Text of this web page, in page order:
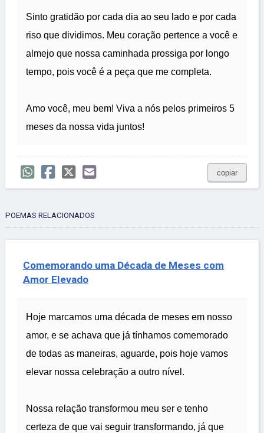
Sinto gratidão por cada dia ao seu lado e por cada
riso que dividimos. Meu coração pertence a você e
almejo que nossa caminhada prossiga por longo
tempo, pois você é a peça que me completa.
Amo você, meu bem! Viva a nós pelos primeiros 5
meses da nossa vida juntos!
copiar
POEMAS RELACIONADOS
Comemorando uma Década de Meses com
Amor Elevado
Hoje marcamos uma década de meses em nosso
amor, e se achava que já tínhamos comemorado
de todas as maneiras, aguarde, pois hoje vamos
elevar nossa celebração a outro nível.
Nossa relação transformou meu ser e tenho
certeza de que vai seguir transformando, já que